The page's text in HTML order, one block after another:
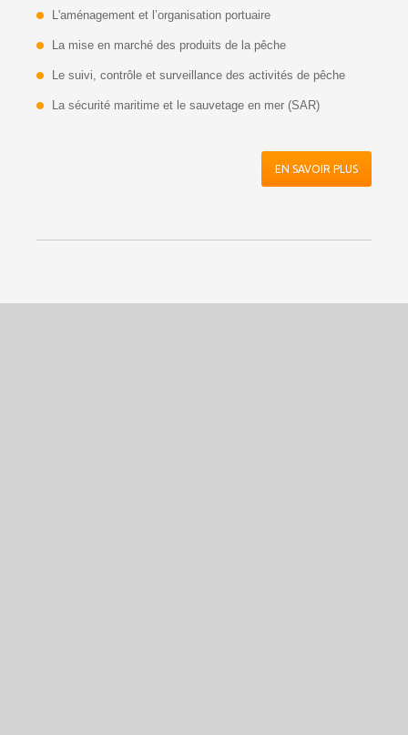
L'aménagement et l’organisation portuaire
La mise en marché des produits de la pêche
Le suivi, contrôle et surveillance des activités de pêche
La sécurité maritime et le sauvetage en mer (SAR)
EN SAVOIR PLUS